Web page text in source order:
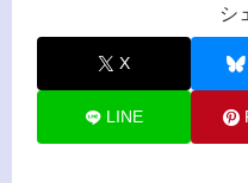
シ
X
LINE